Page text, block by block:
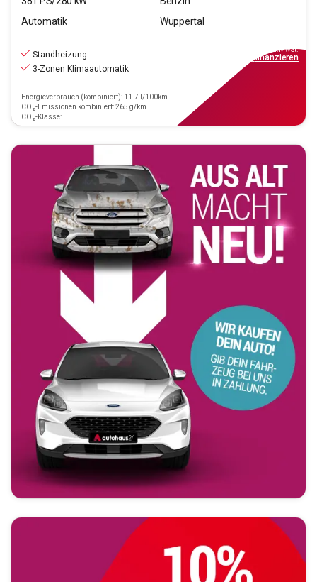
Automatik
Wuppertal
Standheizung
3-Zonen Klimaautomatik
Energieverbrauch (kombiniert): 11.7 l/100km
CO₂-Emissionen kombiniert: 265 g/km
CO₂-Klasse:
inkl.MwSt.
finanzieren